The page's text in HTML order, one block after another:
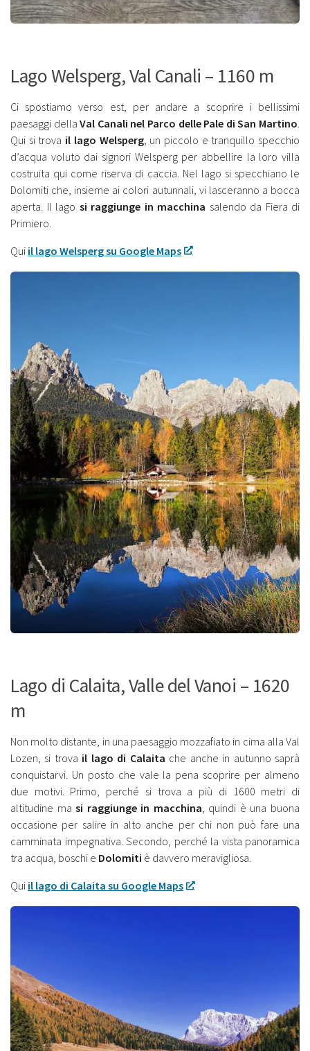
Lago Welsperg, Val Canali – 1160 m
Ci spostiamo verso est, per andare a scoprire i bellissimi
paesaggi dellaVal Canali nel Parco delle Pale di San Martino
Qui si trova il lago Welsperg, un piccolo e tranquillo specchio
d’acqua voluto dai signori Welsperg per abbellire la loro villa
costruita qui come riserva di caccia. Nel lago si specchiano le
Dolomiti che, insieme ai colori autunnali, vi lasceranno a bocca
aperta. Il lago si raggiunge in macchina salendo da Fiera di
Primiero.
Qui il lago Welsperg su Google Maps
Lago di Calaita, Valle del Vanoi – 1620
m
Non molto distante, in una paesaggio mozzafiato in cima alla Val
Lozen, si trova il lago di Calaita che anche in autunno saprà
conquistarvi. Un posto che vale la pena scoprire per almeno
due motivi. Primo, perché si trova a più di 1600 metri di
altitudine ma si raggiunge in macchina, quindi è una buona
occasione per salire in alto anche per chi non può fare una
camminata impegnativa. Secondo, perché la vista panoramica
tra acqua, boschi e Dolomiti è davvero meravigliosa.
Qui il lago di Calaita su Google Maps